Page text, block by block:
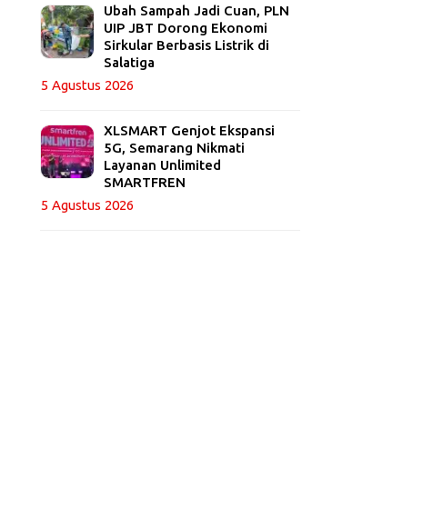
Ubah Sampah Jadi Cuan, PLN
UIP JBT Dorong Ekonomi
Sirkular Berbasis Listrik di
Salatiga
5 Agustus 2026
XLSMART Genjot Ekspansi
5G, Semarang Nikmati
Layanan Unlimited
SMARTFREN
5 Agustus 2026